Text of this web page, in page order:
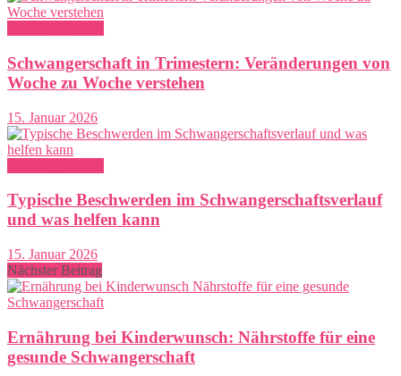
Schwangerschaft in Trimestern: Veränderungen von
Woche zu Woche verstehen
15. Januar 2026
Typische Beschwerden im Schwangerschaftsverlauf
und was helfen kann
15. Januar 2026
Nächster Beitrag
Ernährung bei Kinderwunsch: Nährstoffe für eine
gesunde Schwangerschaft